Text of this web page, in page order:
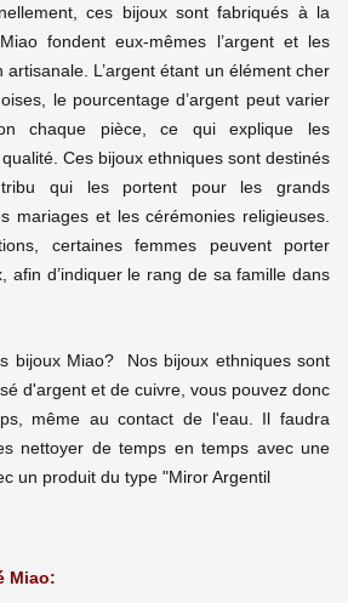
ces bijoux sont fabriqués à la
fondent eux-mêmes l’argent et les
L’argent étant un élément cher
le pourcentage d’argent peut varier
chaque pièce, ce qui explique les
Ces bijoux ethniques sont destinés
qui les portent pour les grands
mariages et les cérémonies religieuses.
certaines femmes peuvent porter
afin d’indiquer le rang de sa famille dans
bijoux Miao? Nos bijoux ethniques sont
d'argent et de cuivre, vous pouvez donc
même au contact de l'eau. Il faudra
nettoyer de temps en temps avec une
un produit du type "Miror Argentil
Miao: